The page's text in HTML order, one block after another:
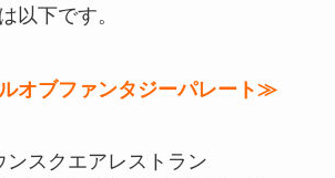
以下です。
オブファンタジーパレート≫
ンスクエアレストラン